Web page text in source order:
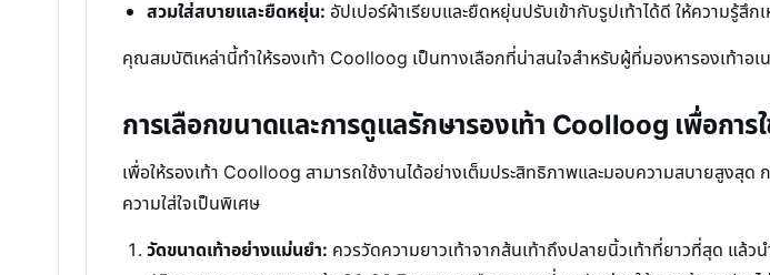
สวมใส่สบายและยืดหยุ่น: อัปเปอร์ผ้าเรียบและยืดหยุ่นปรับเข้ากับรูปเท้าได้ดี ให้ความรู้สึก
คุณสมบัติเหล่านี้ทำให้รองเท้า Coolloog เป็นทางเลือกที่น่าสนใจสำหรับผู้ที่มองหารองเท้า
การเลือกขนาดและการดูแลรักษารองเท้า Coolloog เพื่อการ
เพื่อให้รองเท้า Coolloog สามารถใช้งานได้อย่างเต็มประสิทธิภาพและมอบความสบายสูงสุ
ความใส่ใจเป็นพิเศษ
วัดขนาดเท้าอย่างแม่นยำ: ควรวัดความยาวเท้าจากส้นเท้าถึงปลายนิ้วเท้าที่ยาวที่สุด แล้